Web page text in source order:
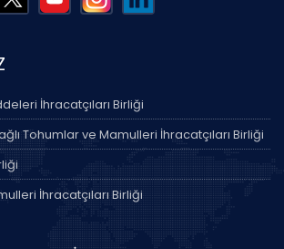
İhracatçıları Birliği
Tohumlar ve Mamulleri İhracatçıları Birliği
İhracatçıları Birliği